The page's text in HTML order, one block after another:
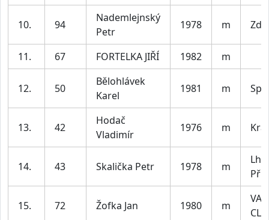
10. 94
Nademlejnský
Petr
1978 m
11. 67 FORTELKA JIŘÍ 1982 m
12. 50
Bělohlávek
Karel
1981 m
13. 42
Hodač
Vladimír
1976 m
14. 43 Skalička Petr 1978 m
15. 72 Žofka Jan 1980 m